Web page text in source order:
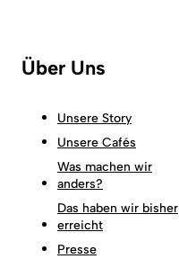
Über Uns
Unsere Story
Unsere Cafés
Was machen wir
anders?
Das haben wir bisher
erreicht
Presse